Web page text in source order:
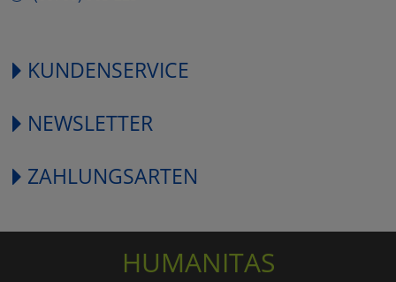
KUNDENSERVICE
NEWSLETTER
ZAHLUNGSARTEN
HUMANITAS